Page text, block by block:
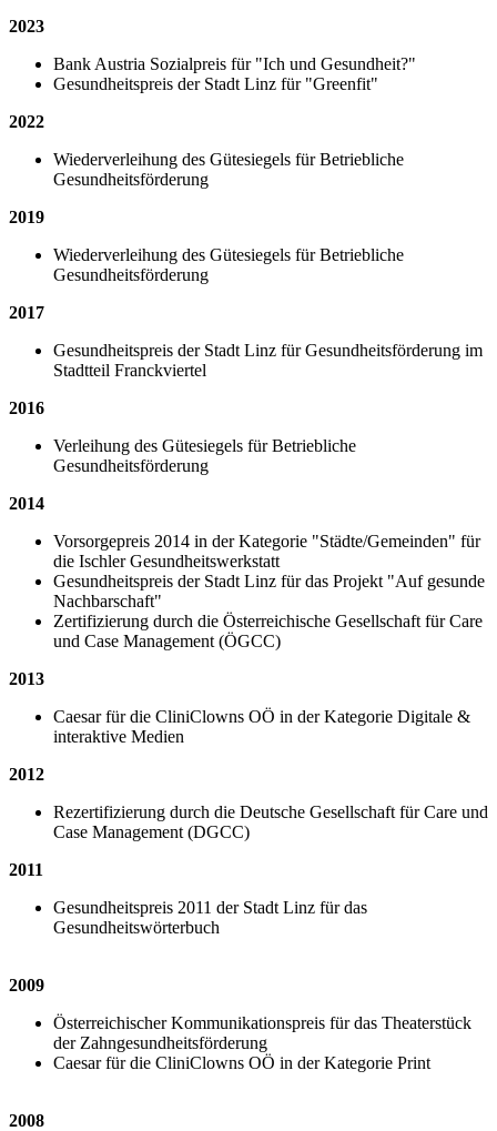
2023
Bank Austria Sozialpreis für "Ich und Gesundheit?"
Gesundheitspreis der Stadt Linz für "Greenfit"
2022
Wiederverleihung des Gütesiegels für Betriebliche
Gesundheitsförderung
2019
Wiederverleihung des Gütesiegels für Betriebliche
Gesundheitsförderung
2017
Gesundheitspreis der Stadt Linz für Gesundheitsförderung im
Stadtteil Franckviertel
2016
Verleihung des Gütesiegels für Betriebliche
Gesundheitsförderung
2014
Vorsorgepreis 2014 in der Kategorie "Städte/Gemeinden" für
die Ischler Gesundheitswerkstatt
Gesundheitspreis der Stadt Linz für das Projekt "Auf gesunde
Nachbarschaft"
Zertifizierung durch die Österreichische Gesellschaft für Care
und Case Management (ÖGCC)
2013
Caesar für die CliniClowns OÖ in der Kategorie Digitale &
interaktive Medien
2012
Rezertifizierung durch die Deutsche Gesellschaft für Care und
Case Management (DGCC)
2011
Gesundheitspreis 2011 der Stadt Linz für das
Gesundheitswörterbuch
2009
Österreichischer Kommunikationspreis für das Theaterstück
der Zahngesundheitsförderung
Caesar für die CliniClowns OÖ in der Kategorie Print
2008